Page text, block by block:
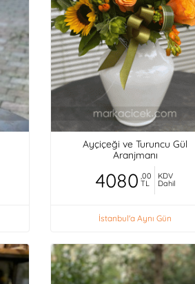
Ayçiçeği ve Turuncu Gül
Aranjmanı
4080 ,00
TL
KDV
Dahil
İstanbul'a Aynı Gün